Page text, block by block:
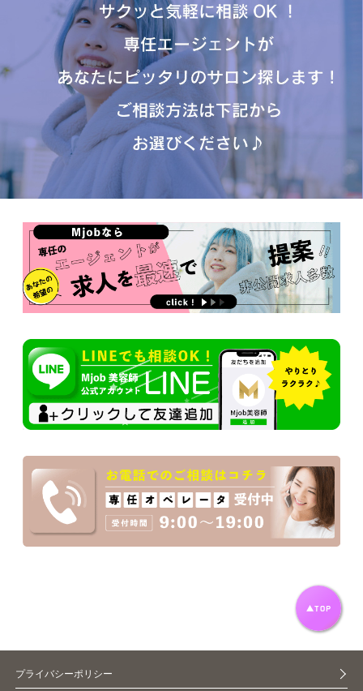
プライバシーポリシー